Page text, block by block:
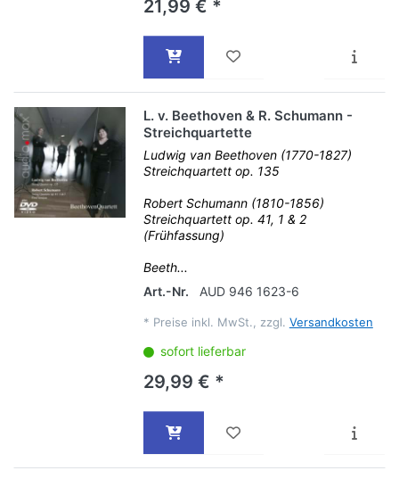
21,99 € *
L. v. Beethoven & R. Schumann -
Streichquartette
Ludwig van Beethoven (1770-1827)
Streichquartett op. 135
Robert Schumann (1810-1856)
Streichquartett op. 41, 1 & 2
(Frühfassung)
Beeth...
Art.-Nr.
AUD 946 1623-6
* Preise inkl. MwSt., zzgl. Versandkosten
sofort lieferbar
29,99 € *